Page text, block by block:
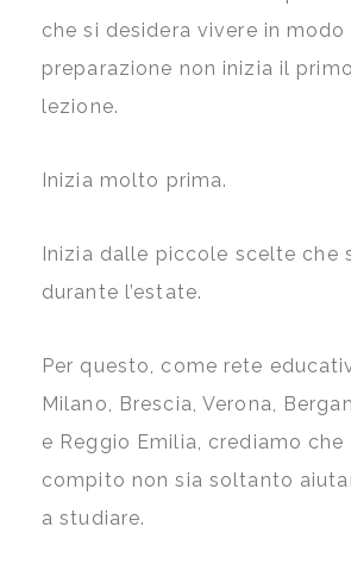
che si desidera vivere in modo
preparazione non inizia il
lezione.
Inizia molto prima.
Inizia dalle piccole scelte che
durante l’estate.
Per questo, come rete
Milano, Brescia, Verona,
e Reggio Emilia, crediamo
compito non sia soltanto
a studiare.